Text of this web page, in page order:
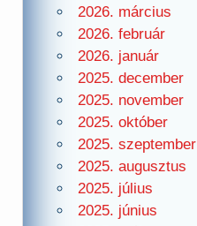
2026. március
2026. február
2026. január
2025. december
2025. november
2025. október
2025. szeptember
2025. augusztus
2025. július
2025. június